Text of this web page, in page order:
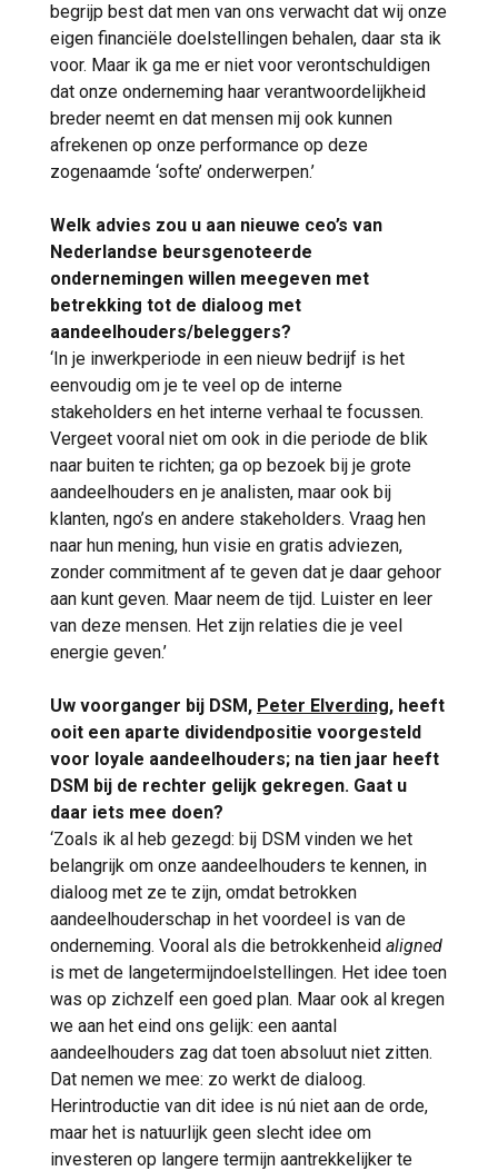
begrijp best dat men van ons verwacht dat wij onze
eigen financiële doelstellingen behalen, daar sta ik
voor. Maar ik ga me er niet voor verontschuldigen
dat onze onderneming haar verantwoordelijkheid
breder neemt en dat mensen mij ook kunnen
afrekenen op onze performance op deze
zogenaamde ‘softe’ onderwerpen.’
Welk advies zou u aan nieuwe ceo’s van
Nederlandse beursgenoteerde
ondernemingen willen meegeven met
betrekking tot de dialoog met
aandeelhouders/beleggers?
‘In je inwerkperiode in een nieuw bedrijf is het
eenvoudig om je te veel op de interne
stakeholders en het interne verhaal te focussen.
Vergeet vooral niet om ook in die periode de blik
naar buiten te richten; ga op bezoek bij je grote
aandeelhouders en je analisten, maar ook bij
klanten, ngo’s en andere stakeholders. Vraag hen
naar hun mening, hun visie en gratis adviezen,
zonder commitment af te geven dat je daar gehoor
aan kunt geven. Maar neem de tijd. Luister en leer
van deze mensen. Het zijn relaties die je veel
energie geven.’
Uw voorganger bij DSM, Peter Elverding, heeft
ooit een aparte dividendpositie voorgesteld
voor loyale aandeelhouders; na tien jaar heeft
DSM bij de rechter gelijk gekregen. Gaat u
daar iets mee doen?
‘Zoals ik al heb gezegd: bij DSM vinden we het
belangrijk om onze aandeelhouders te kennen, in
dialoog met ze te zijn, omdat betrokken
aandeelhouderschap in het voordeel is van de
onderneming. Vooral als die betrokkenheid aligned
is met de langetermijndoelstellingen. Het idee toen
was op zichzelf een goed plan. Maar ook al kregen
we aan het eind ons gelijk: een aantal
aandeelhouders zag dat toen absoluut niet zitten.
Dat nemen we mee: zo werkt de dialoog.
Herintroductie van dit idee is nú niet aan de orde,
maar het is natuurlijk geen slecht idee om
investeren op langere termijn aantrekkelijker te